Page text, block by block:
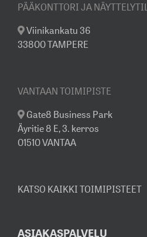
PÄÄKONTTORI JA
Viinikankatu 36
33800 TAMPERE
VANTAAN TOIMIPISTE
Gate8 Business Park
Äyritie 8 E, 3. kerros
01510 VANTAA
KATSO KAIKKI TOIMIPISTEET
ASIAKASPALVELU